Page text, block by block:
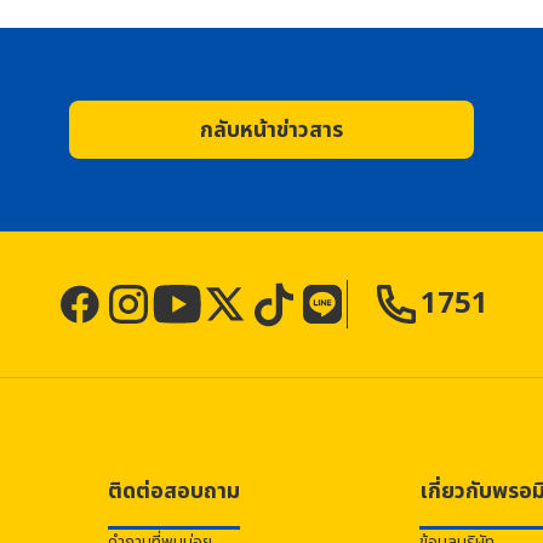
กลับหน้าข่าวสาร
1751
ติดต่อสอบถาม เกี่ยวกับพรอ